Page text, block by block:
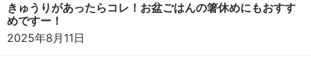
きゅうりがあったらコレ！お盆ごはんの箸休めにもおすす
めですー！
2025年8月11日